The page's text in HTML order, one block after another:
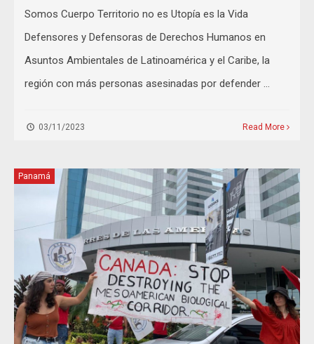
Somos Cuerpo Territorio no es Utopía es la Vida
Defensores y Defensoras de Derechos Humanos en
Asuntos Ambientales de Latinoamérica y el Caribe, la
región con más personas asesinadas por defender …
03/11/2023 Read More
Panamá